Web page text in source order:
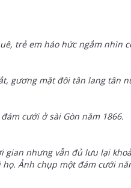
trẻ em háo hức ngắm nhìn
gương mặt đôi tân lang tân
cưới ở sài Gòn năm 1866.
nhưng vẫn đủ lưu lại
Ảnh chụp một đám cưới